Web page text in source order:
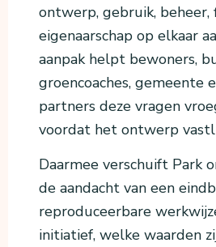
ontwerp, gebruik, beheer,
eigenaarschap op elkaar
aanpak helpt bewoners,
groencoaches, gemeente
partners deze vragen
voordat het ontwerp
Daarmee verschuift Park
de aandacht van een
reproduceerbare
initiatief, welke waarden